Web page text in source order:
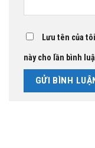
Lưu tên của
này cho lần bình